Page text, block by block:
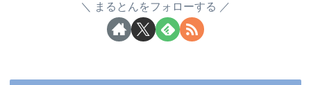
まるとんをフォローする